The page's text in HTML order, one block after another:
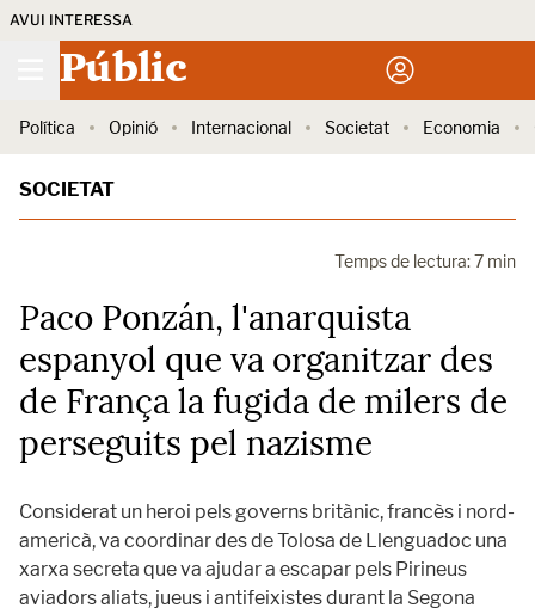
AVUI INTERESSA
Públic
Política Opinió Internacional Societat Economia
SOCIETAT
Temps de lectura: 7 min
Paco Ponzán, l'anarquista
espanyol que va organitzar des
de França la fugida de milers de
perseguits pel nazisme
Considerat un heroi pels governs britànic, francès i nord-
americà, va coordinar des de Tolosa de Llenguadoc una
xarxa secreta que va ajudar a escapar pels Pirineus
aviadors aliats, jueus i antifeixistes durant la Segona